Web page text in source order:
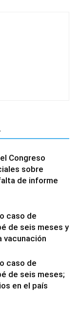
Congreso
sobre
de informe
caso de
de seis meses y
vacunación
caso de
de seis meses;
en el país